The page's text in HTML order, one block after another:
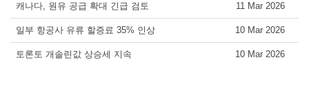
캐나다, 원유 공급 확대 긴급 검토 11 Mar 2026
일부 항공사 유류 할증료 35% 인상 10 Mar 2026
토론토 개솔린값 상승세 지속 10 Mar 2026